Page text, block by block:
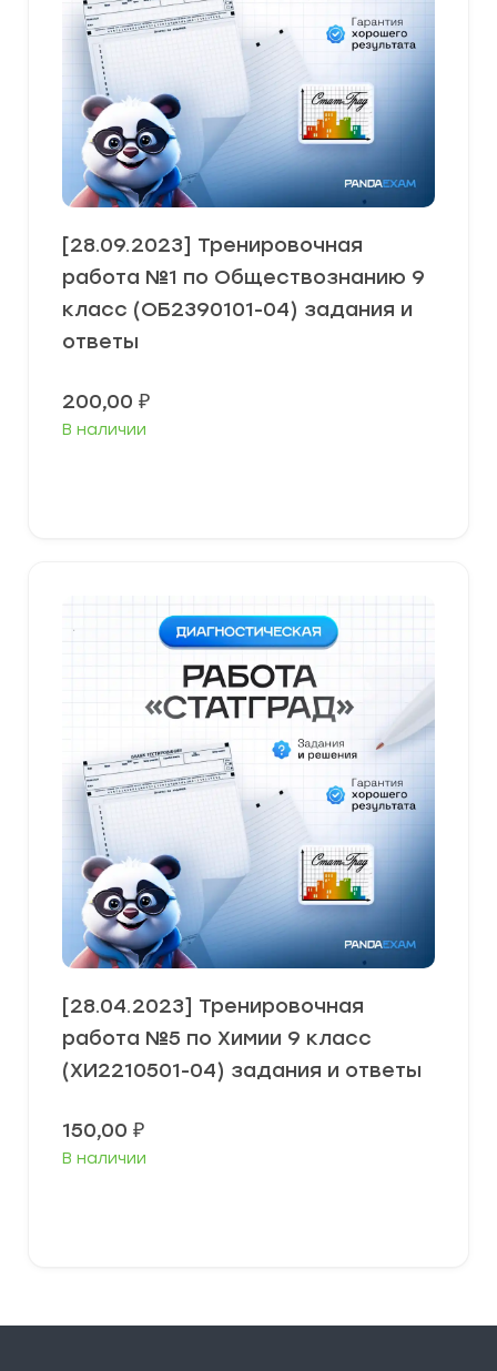
[28.09.2023] Тренировочная
работа №1 по Обществознанию 9
класс (ОБ2390101-04) задания и
ответы
200,00 ₽
В наличии
[28.04.2023] Тренировочная
работа №5 по Химии 9 класс
(ХИ2210501-04) задания и ответы
150,00 ₽
В наличии